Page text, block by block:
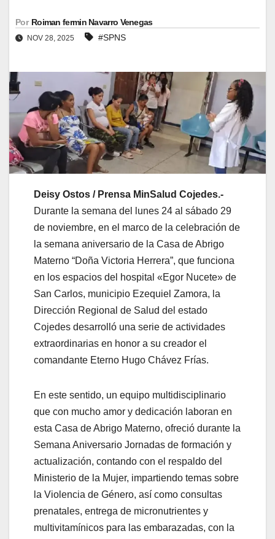
Por Roiman fermin Navarro Venegas
NOV 28, 2025 #SPNS
Deisy Ostos / Prensa MinSalud Cojedes.-
Durante la semana del lunes 24 al sábado 29
de noviembre, en el marco de la celebración de
la semana aniversario de la Casa de Abrigo
Materno “Doña Victoria Herrera”, que funciona
en los espacios del hospital «Egor Nucete» de
San Carlos, municipio Ezequiel Zamora, la
Dirección Regional de Salud del estado
Cojedes desarrolló una serie de actividades
extraordinarias en honor a su creador el
comandante Eterno Hugo Chávez Frías.
En este sentido, un equipo multidisciplinario
que con mucho amor y dedicación laboran en
esta Casa de Abrigo Materno, ofreció durante la
Semana Aniversario Jornadas de formación y
actualización, contando con el respaldo del
Ministerio de la Mujer, impartiendo temas sobre
la Violencia de Género, así como consultas
prenatales, entrega de micronutrientes y
multivitamínicos para las embarazadas, con la